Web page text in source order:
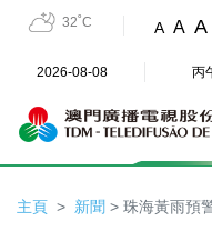
32˚C A A A
2026-08-08 丙
主頁 新聞 > 珠海黃雨預